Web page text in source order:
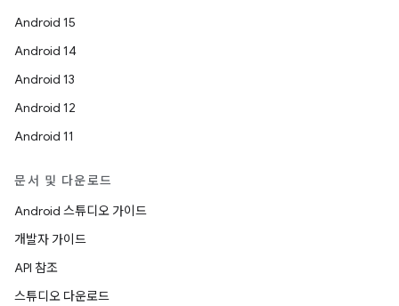
Android 15
Android 14
Android 13
Android 12
Android 11
문서 및 다운로드
Android 스튜디오 가이드
개발자 가이드
API 참조
스튜디오 다운로드